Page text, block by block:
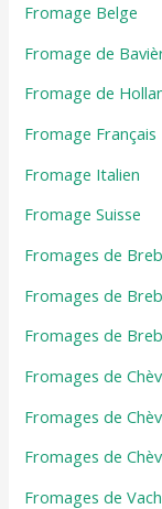
Fromage Belge
Fromage de
Fromage de
Fromage Français
Fromage Italien
Fromage Suisse
Fromages de
Fromages de
Fromages de
Fromages de
Fromages de
Fromages de
Fromages de